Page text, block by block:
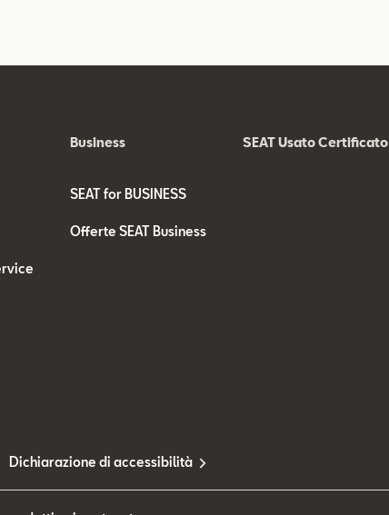
Business
SEAT for BUSINESS
Offerte SEAT Business
SEAT Usato Certificato
Dichiarazione di accessibilità